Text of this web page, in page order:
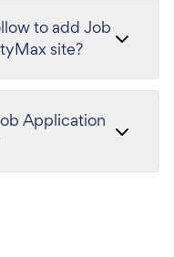
to add Job
site?
Application